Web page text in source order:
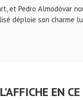
et Pedro Almodóvar
déploie son charme
EN